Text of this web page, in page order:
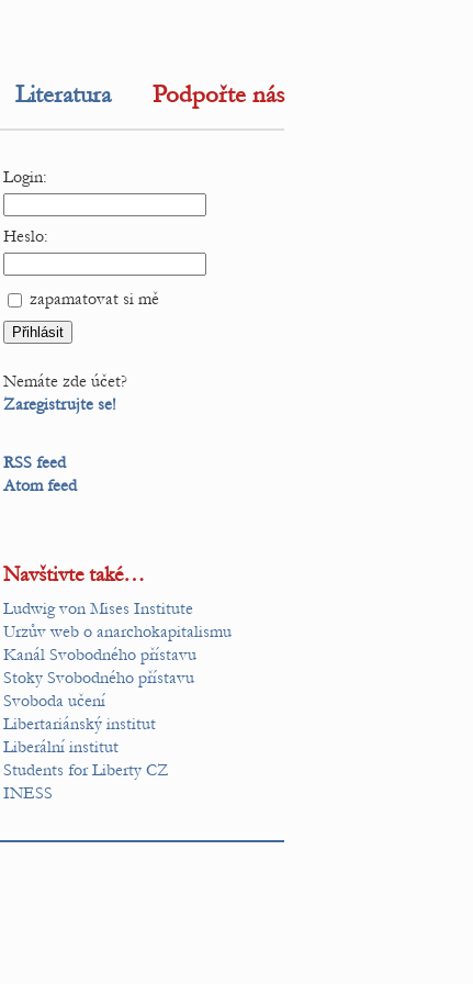
Literatura Podpořte nás
Login:
Heslo:
zapamatovat si mě
Nemáte zde účet?
Zaregistrujte se!
RSS feed
Atom feed
Navštivte také…
Ludwig von Mises Institute
Urzův web o anarchokapitalismu
Kanál Svobodného přístavu
Stoky Svobodného přístavu
Svoboda učení
Libertariánský institut
Liberální institut
Students for Liberty CZ
INESS